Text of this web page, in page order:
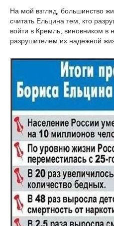
На мой взгляд, большинство
считать Ельцина тем, кто
войти в Кремль, виновником в
разрушителем их надежной